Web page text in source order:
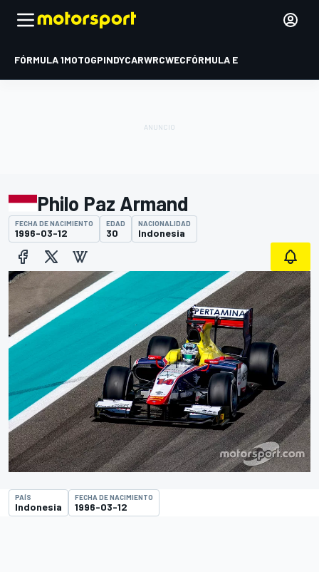
FÓRMULA 1MOTOGPINDYCARWRCWECFÓRMULA E
Philo Paz Armand
FECHA DE NACIMIENTO
1996-03-12
EDAD
30
NACIONALIDAD
Indonesia
PAÍS
Indonesia
FECHA DE NACIMIENTO
1996-03-12